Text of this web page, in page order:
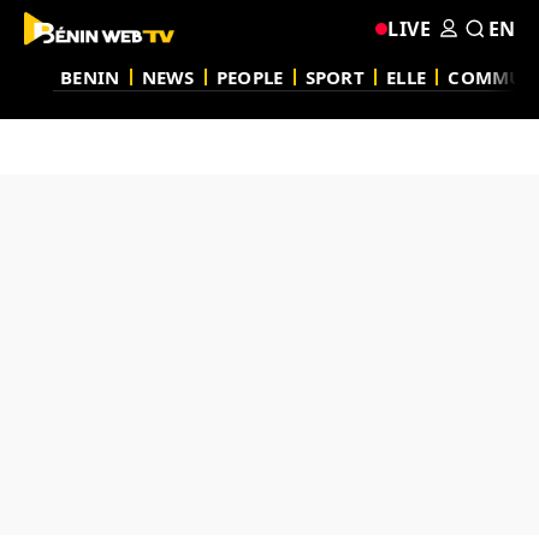
BENIN NEWS PEOPLE SPORT ELLE
LIVE EN